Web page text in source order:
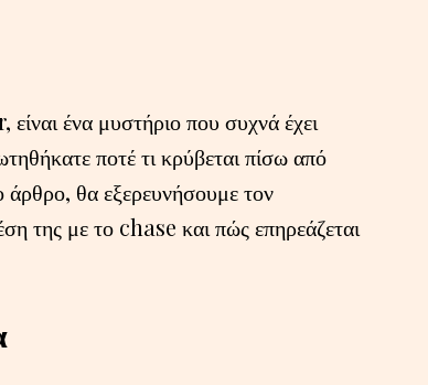
ένα μυστήριο που συχνά έχει
ποτέ τι κρύβεται πίσω από
θα εξερευνήσουμε τον
της με το chase και πώς επηρεάζεται